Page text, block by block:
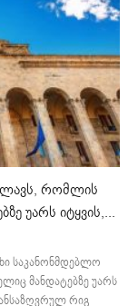
რომლის
უარს იტყვის,...
საკანონმდებლო
მანდატებზე უარს
რიგ